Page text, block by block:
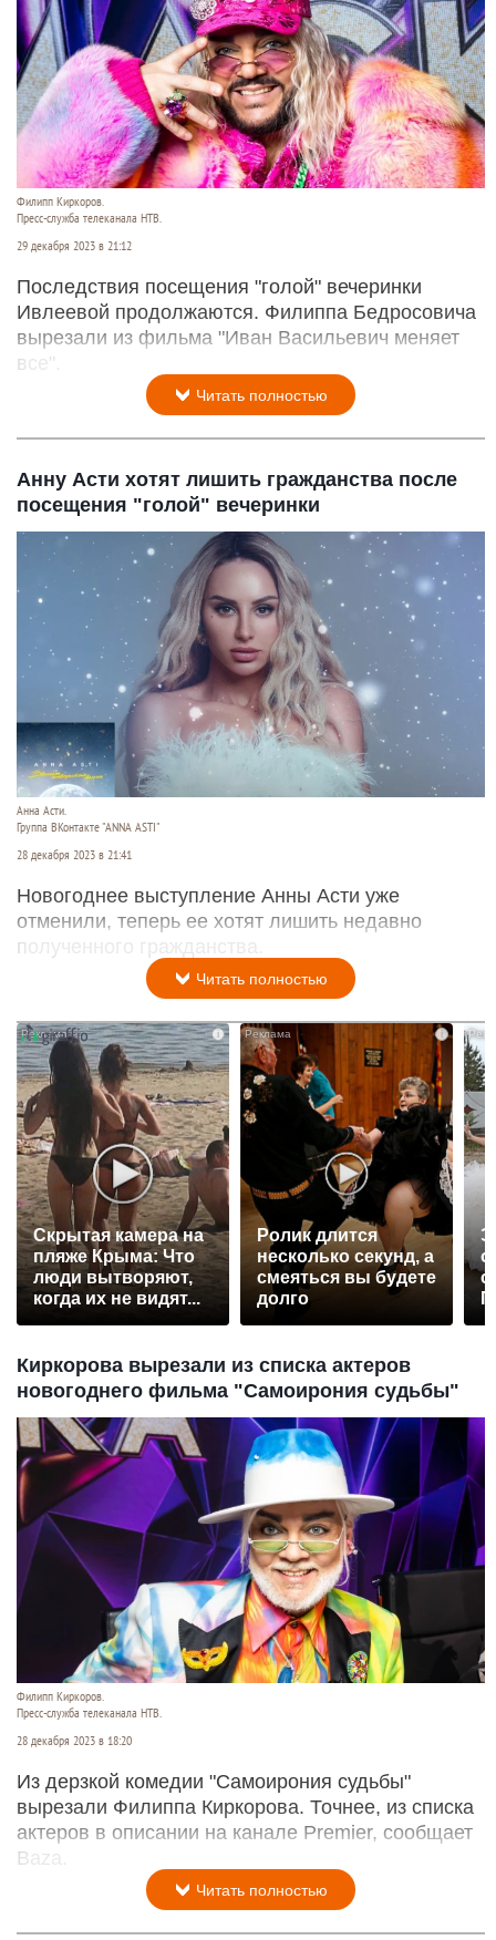
Филипп Киркоров.
Пресс-служба телеканала НТВ.
29 декабря 2023 в 21:12
Последствия посещения "голой" вечеринки
Ивлеевой продолжаются. Филиппа Бедросовича
вырезали из фильма "Иван Васильевич меняет
все".
Читать полностью
Анну Асти хотят лишить гражданства после
посещения "голой" вечеринки
Анна Асти.
Группа ВКонтакте "ANNA ASTI"
28 декабря 2023 в 21:41
Новогоднее выступление Анны Асти уже
отменили, теперь ее хотят лишить недавно
полученного гражданства.
Читать полностью
i
Скрытая камера на
пляже Крыма: Что
люди вытворяют,
когда их не видят...
Ролик длится
несколько секунд, а
смеяться вы будете
долго
Киркорова вырезали из списка актеров
новогоднего фильма "Самоирония судьбы"
Филипп Киркоров.
Пресс-служба телеканала НТВ.
28 декабря 2023 в 18:20
Из дерзкой комедии "Самоирония судьбы"
вырезали Филиппа Киркорова. Точнее, из списка
актеров в описании на канале Premier, сообщает
Baza.
Читать полностью